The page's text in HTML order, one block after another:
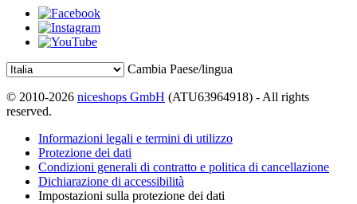
Cambia Paese/lingua
© 2010-2026 niceshops GmbH (ATU63964918) - All rights
reserved.
Informazioni legali e termini di utilizzo
Protezione dei dati
Condizioni generali di contratto e politica di cancellazione
Dichiarazione di accessibilità
Impostazioni sulla protezione dei dati